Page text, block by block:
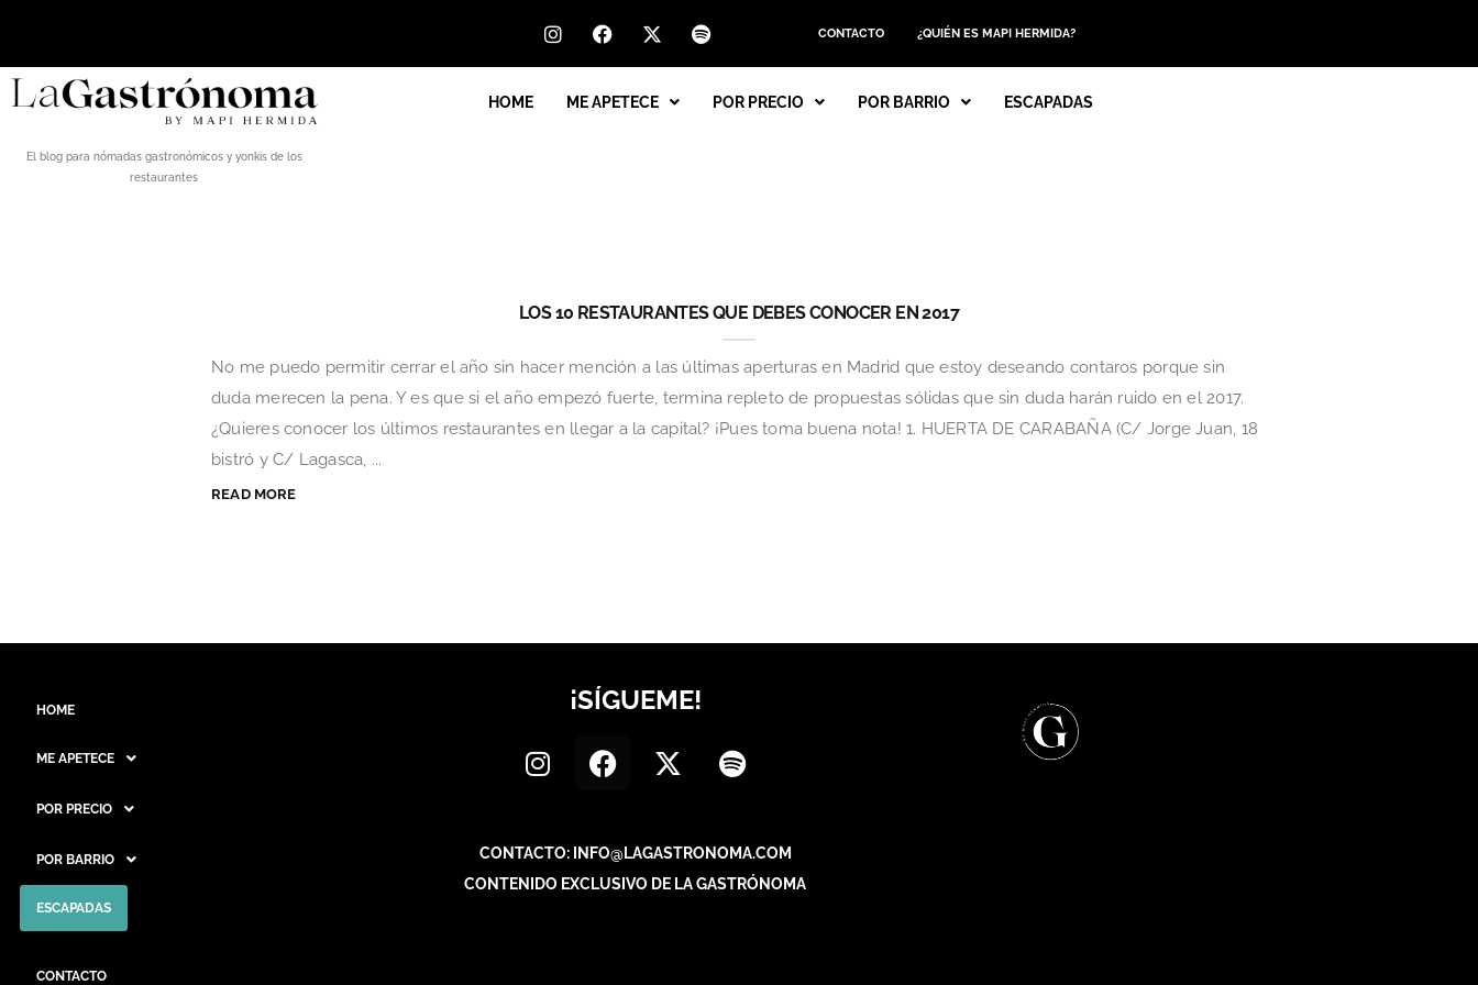
CONTACTO ¿QUIÉN ES MAPI HERMIDA?
El blog para nómadas gastronómicos y yonkis de los
restaurantes
HOME ME APETECE POR PRECIO POR BARRIO ESCAPADAS
LOS 10 RESTAURANTES QUE DEBES CONOCER EN 2017
No me puedo permitir cerrar el año sin hacer mención a las últimas aperturas en Madrid que estoy deseando contaros porque sin
duda merecen la pena. Y es que si el año empezó fuerte, termina repleto de propuestas sólidas que sin duda harán ruido en el 2017.
¿Quieres conocer los últimos restaurantes en llegar a la capital? ¡Pues toma buena nota! 1. HUERTA DE CARABAÑA (C/ Jorge Juan, 18
bistró y C/ Lagasca, ...
READ MORE
HOME
ME APETECE
POR PRECIO
POR BARRIO
ESCAPADAS
CONTACTO
¡SÍGUEME!
CONTACTO: INFO@LAGASTRONOMA.COM
CONTENIDO EXCLUSIVO DE LA GASTRÓNOMA